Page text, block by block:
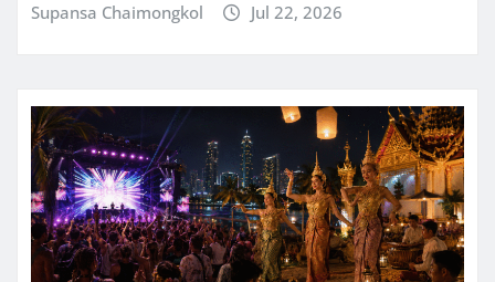
Supansa Chaimongkol Jul 22, 2026